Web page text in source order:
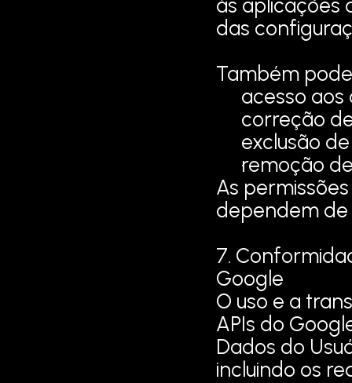
às aplicações
das
Também
acesso
correção
exclusão
remoção
As
dependem de
7.
Google
O uso e a
APIs do
Dados do
incluindo os